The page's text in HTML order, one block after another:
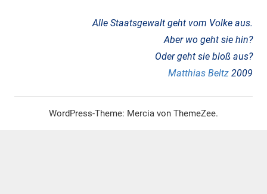
Alle Staatsgewalt geht vom Volke aus.
Aber wo geht sie hin?
Oder geht sie bloß aus?
Matthias Beltz 2009
WordPress-Theme: Mercia von ThemeZee.